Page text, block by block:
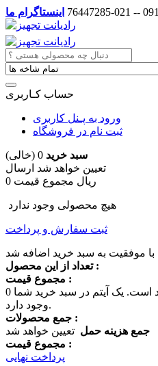
اینستاگرام ما
حساب کـاربری
ورود به پـنل کاربری
ثبت نام در فروشگاه
سبد خرید 0 (خالی)
تعیین خواهد شد ارسال
0 ریال مجموع قیمت
هیچ محصولی وجود ندارد
ثبت سفارش و پرداخت
موفقیت به سبد خرید اضافه شد
تعداد از این محصول :
مجموع قیمت :
0
است. یک آیتم در سبد خرید شما
وجود دارد.
جمع محصولات :
جمع هزینه حمل تعیین خواهد شد
مجموع قیمت :
پرداخت نهایی